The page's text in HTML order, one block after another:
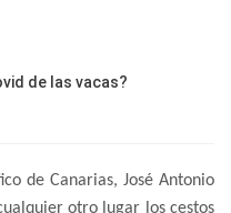
de las vacas?
de Canarias, José Antonio
otro lugar los cestos